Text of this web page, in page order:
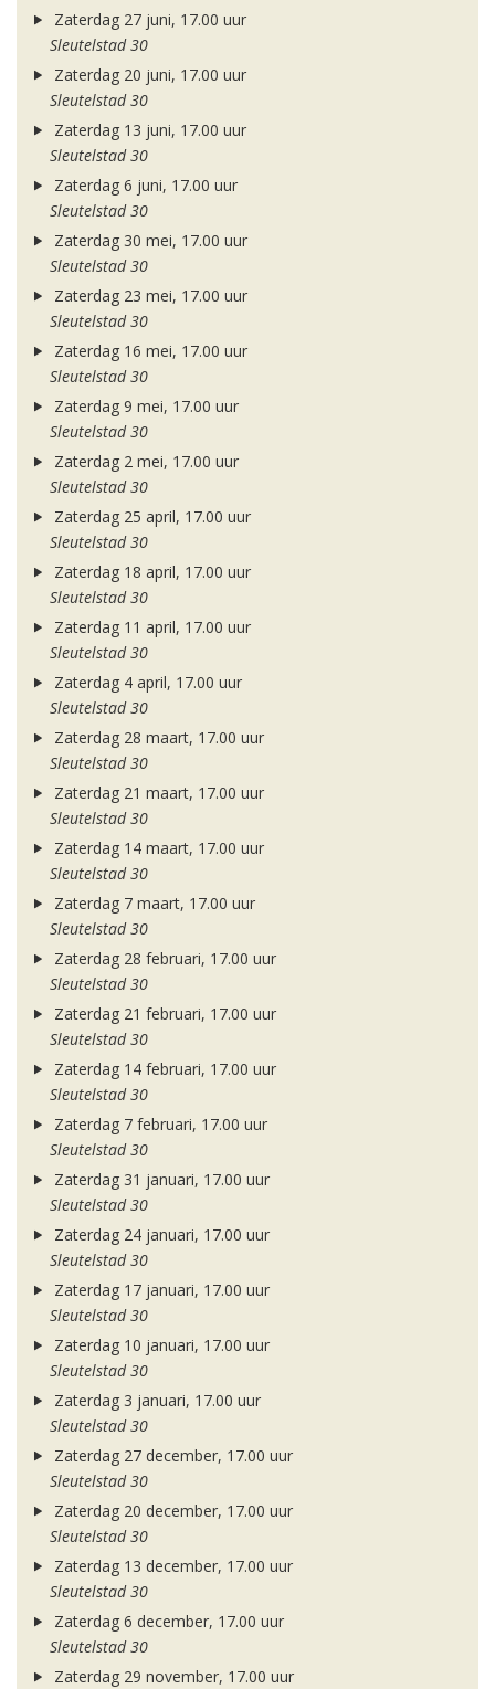
Zaterdag 27 juni, 17.00 uur
Sleutelstad 30
Zaterdag 20 juni, 17.00 uur
Sleutelstad 30
Zaterdag 13 juni, 17.00 uur
Sleutelstad 30
Zaterdag 6 juni, 17.00 uur
Sleutelstad 30
Zaterdag 30 mei, 17.00 uur
Sleutelstad 30
Zaterdag 23 mei, 17.00 uur
Sleutelstad 30
Zaterdag 16 mei, 17.00 uur
Sleutelstad 30
Zaterdag 9 mei, 17.00 uur
Sleutelstad 30
Zaterdag 2 mei, 17.00 uur
Sleutelstad 30
Zaterdag 25 april, 17.00 uur
Sleutelstad 30
Zaterdag 18 april, 17.00 uur
Sleutelstad 30
Zaterdag 11 april, 17.00 uur
Sleutelstad 30
Zaterdag 4 april, 17.00 uur
Sleutelstad 30
Zaterdag 28 maart, 17.00 uur
Sleutelstad 30
Zaterdag 21 maart, 17.00 uur
Sleutelstad 30
Zaterdag 14 maart, 17.00 uur
Sleutelstad 30
Zaterdag 7 maart, 17.00 uur
Sleutelstad 30
Zaterdag 28 februari, 17.00 uur
Sleutelstad 30
Zaterdag 21 februari, 17.00 uur
Sleutelstad 30
Zaterdag 14 februari, 17.00 uur
Sleutelstad 30
Zaterdag 7 februari, 17.00 uur
Sleutelstad 30
Zaterdag 31 januari, 17.00 uur
Sleutelstad 30
Zaterdag 24 januari, 17.00 uur
Sleutelstad 30
Zaterdag 17 januari, 17.00 uur
Sleutelstad 30
Zaterdag 10 januari, 17.00 uur
Sleutelstad 30
Zaterdag 3 januari, 17.00 uur
Sleutelstad 30
Zaterdag 27 december, 17.00 uur
Sleutelstad 30
Zaterdag 20 december, 17.00 uur
Sleutelstad 30
Zaterdag 13 december, 17.00 uur
Sleutelstad 30
Zaterdag 6 december, 17.00 uur
Sleutelstad 30
Zaterdag 29 november, 17.00 uur